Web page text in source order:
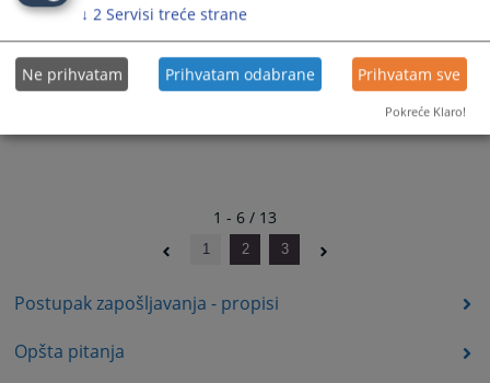
Postupak zapošljavanja - propisi
Opšta pitanja
1 - 6 / 13
1 2 3
↓ 2 Servisi treće strane
Ne prihvatam Prihvatam odabrane Prihvatam sve
Pokreće Klaro!